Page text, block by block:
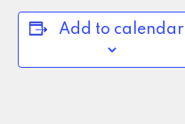
Add to calendar